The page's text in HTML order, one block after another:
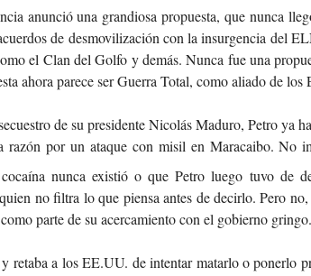
anunció una grandiosa propuesta, que nunca
de desmovilización con la insurgencia del
el Clan del Golfo y demás. Nunca fue una
ahora parece ser Guerra Total, como aliado de los
de su presidente Nicolás Maduro, Petro ya
razón por un ataque con misil en Maracaibo. No
nunca existió o que Petro luego tuvo de
no filtra lo que piensa antes de decirlo. Pero
parte de su acercamiento con el gobierno gringo.
retaba a los EE.UU. de intentar matarlo o ponerlo